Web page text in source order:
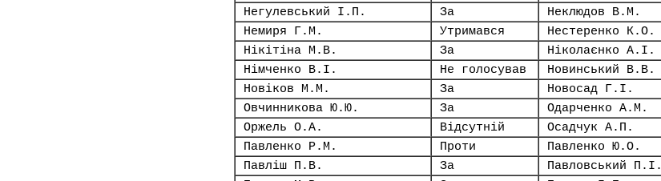
Негулевський І.П.
За Неклюдов В.М.
Немиря Г.М.
Утримався Нестеренко К.О.
Нікітіна М.В.
За Ніколаєнко А.І.
Німченко В.І.
Не голосував Новинський В.В.
Новіков М.М.
За Новосад Г.І.
Овчинникова Ю.Ю.
За Одарченко А.М.
Оржель О.А.
Відсутній Осадчук А.П.
Павленко Р.М.
Проти Павленко Ю.О.
Павліш П.В.
За Павловський П.І.